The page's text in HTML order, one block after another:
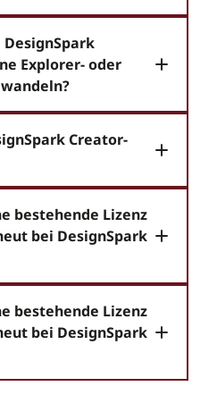
Explorer- oder
Creator-
bestehende Lizenz
bei DesignSpark
bestehende Lizenz
bei DesignSpark